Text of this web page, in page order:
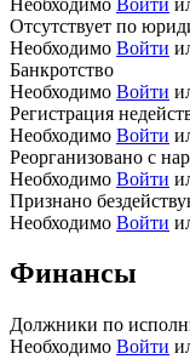
Отсутствует по
Необходимо Войти
Банкротство
Необходимо Войти
Регистрация
Необходимо Войти
Реорганизовано с
Необходимо Войти
Признано
Необходимо Войти
Финансы
Должники по
Необходимо Войти